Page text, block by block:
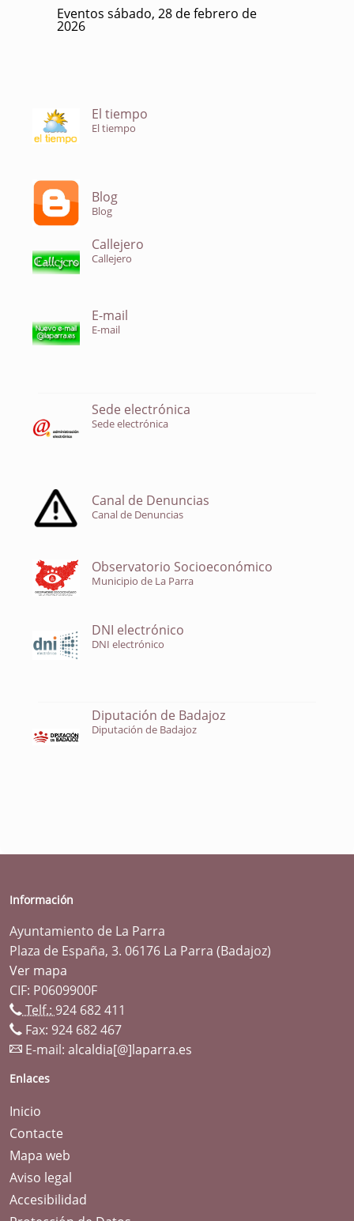
Eventos sábado, 28 de febrero de
2026
El tiempo
El tiempo
Blog
Blog
Callejero
Callejero
E-mail
E-mail
Sede electrónica
Sede electrónica
Canal de Denuncias
Canal de Denuncias
Observatorio Socioeconómico
Municipio de La Parra
DNI electrónico
DNI electrónico
Diputación de Badajoz
Diputación de Badajoz
Información
Ayuntamiento de La Parra
Plaza de España, 3. 06176 La Parra (Badajoz)
Ver mapa
CIF: P0609900F
Telf.: 924 682 411
Fax: 924 682 467
E-mail: alcaldia[@]laparra.es
Enlaces
Inicio
Contacte
Mapa web
Aviso legal
Accesibilidad